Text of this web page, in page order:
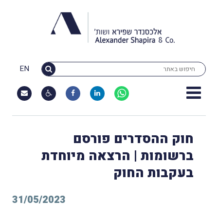
EN
חוק ההסדרים פורסם
ברשומות | הרצאה מיוחדת
בעקבות החוק
31/05/2023